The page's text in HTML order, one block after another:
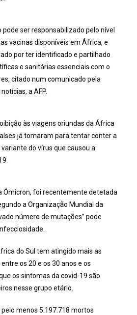
pode ser responsabilizado pelo nível
vacinas disponíveis em África, e
por ter identificado e partilhado
e sanitárias essenciais com o
citado num comunicado pela
a AFP.
às viagens oriundas da África
já tomaram para tentar conter a
do vírus que causou a
Ómicron, foi recentemente detetada
a Organização Mundial da
número de mutações” pode
do Sul tem atingido mais as
os 20 e os 30 anos e os
os sintomas da covid-19 são
nesse grupo etário.
menos 5.197.718 mortos